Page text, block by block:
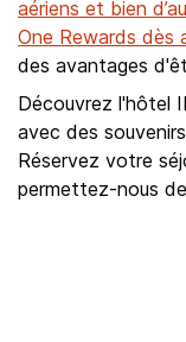
aériens et bien
One Rewards dès
des avantages
Découvrez l'hôtel
avec des
Réservez votre
permettez-nous